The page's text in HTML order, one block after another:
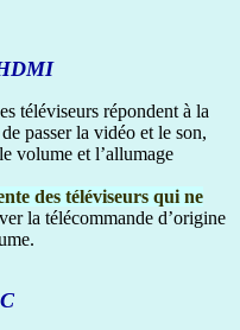
téléviseurs répondent à la
passer la vidéo et le son,
volume et l’allumage
des téléviseurs qui ne
la télécommande d’origine